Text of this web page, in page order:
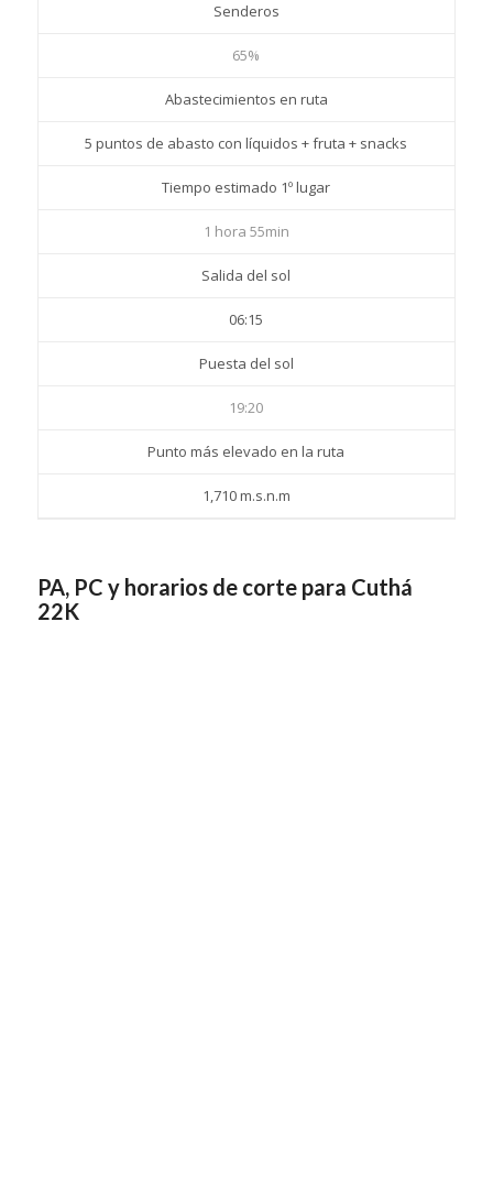
Senderos
65%
Abastecimientos en ruta
5 puntos de abasto con líquidos + fruta + snacks
Tiempo estimado 1º lugar
1 hora 55min
Salida del sol
06:15
Puesta del sol
19:20
Punto más elevado en la ruta
1,710 m.s.n.m
PA, PC y horarios de corte para Cuthá
22K